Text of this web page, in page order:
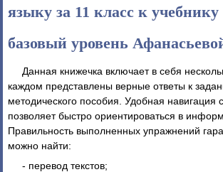
языку за 11 класс к
базовый уровень
Данная книжечка включает в себя
каждом представлены верные ответы к
методического пособия. Удобная навигация
позволяет быстро ориентироваться в
Правильность выполненных упражнений
можно найти:
- перевод текстов;